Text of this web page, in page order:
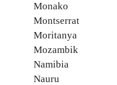
Monako
Montserrat
Moritanya
Mozambik
Namibia
Nauru